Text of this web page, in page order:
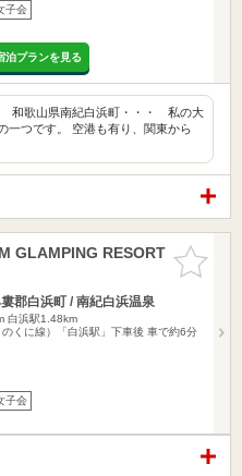
子会
泊プランを見る
歌山県南紀白浜町・・・ 私の大
一つです。 空港も有り、関東から
お気に入
りに追加
GLAMPING RESORT
郡白浜町 / 南紀白浜温泉
白浜駅1.48km
のくに線）「白浜駅」下車後 車で約6分
子会